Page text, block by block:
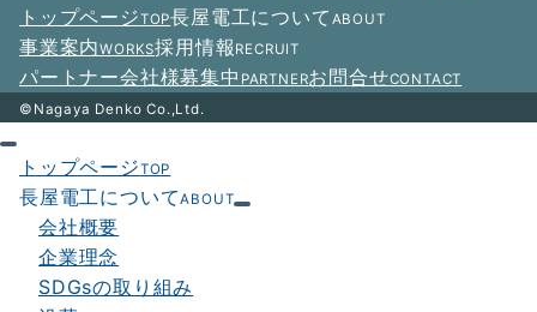
ョ
ン
トップページTOP長屋電工について ABOUT
事業案内WORKS採用情報 RECRUIT
パートナー会社様募集中 PARTNERお問合せCONTACT
©Nagaya Denko Co.,Ltd.
トップページTOP
長屋電工についてABOUT
会社概要
企業理念
SDGsの取り組み